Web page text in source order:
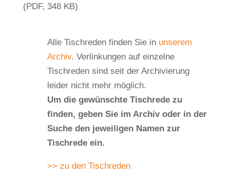
(PDF, 348 KB)
Alle Tischreden finden Sie in unserem
Archiv. Verlinkungen auf einzelne
Tischreden sind seit der Archivierung
leider nicht mehr möglich.
Um die gewünschte Tischrede zu
finden, geben Sie im Archiv oder in der
Suche den jeweiligen Namen zur
Tischrede ein.
>> zu den Tischreden